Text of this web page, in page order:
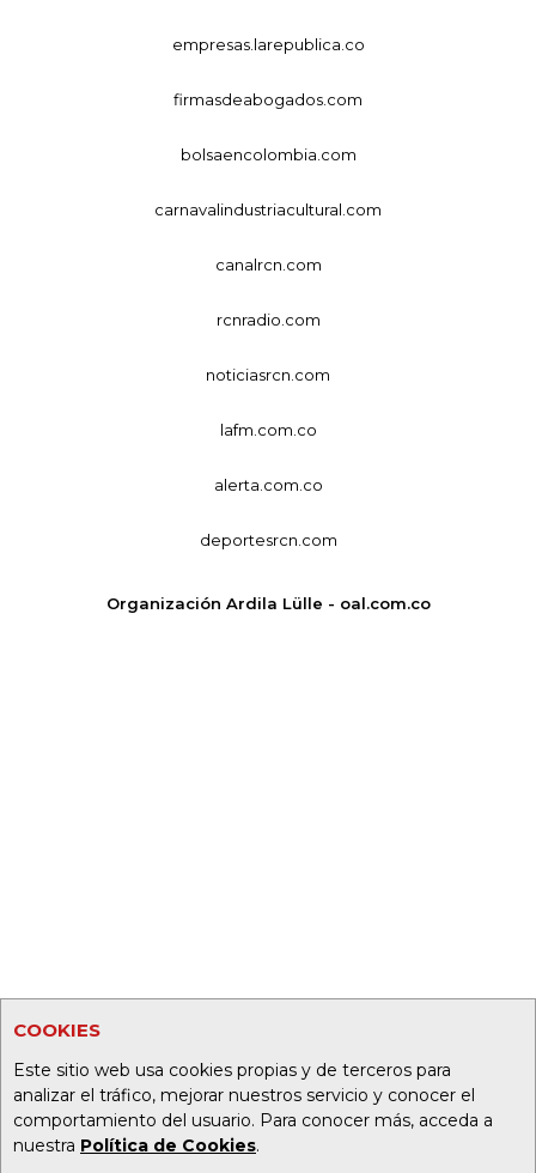
COOKIES
Este sitio web usa cookies propias y de terceros para
analizar el tráfico, mejorar nuestros servicio y conocer el
comportamiento del usuario. Para conocer más, acceda a
nuestra Política de Cookies.
empresas.larepublica.co
firmasdeabogados.com
bolsaencolombia.com
carnavalindustriacultural.com
canalrcn.com
rcnradio.com
noticiasrcn.com
lafm.com.co
alerta.com.co
deportesrcn.com
Organización Ardila Lülle - oal.com.co